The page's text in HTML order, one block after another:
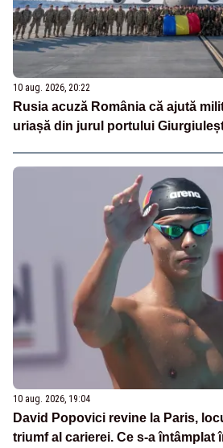
10 aug. 2026, 20:22
Rusia acuză România că ajută
uriașă din jurul portului
10 aug. 2026, 19:04
David Popovici revine la Paris,
triumf al carierei. Ce s-a întâmplat